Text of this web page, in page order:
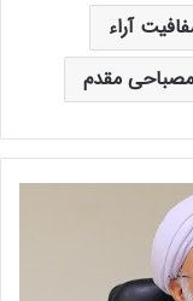
آراء
مصباحی مقدم